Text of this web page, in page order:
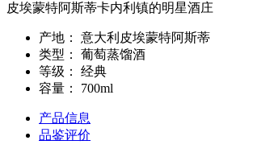
皮埃蒙特阿斯蒂卡内利镇的明星酒庄
产地：
意大利皮埃蒙特阿斯蒂
类型：
葡萄蒸馏酒
等级：
经典
容量：
700ml
产品信息
品鉴评价